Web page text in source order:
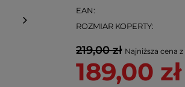
EAN
ROZMIAR KOPERTY
219,00 zł Najniższa cena
189,00 zł